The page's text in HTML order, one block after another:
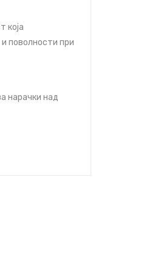
која
поволности при
нарачки над